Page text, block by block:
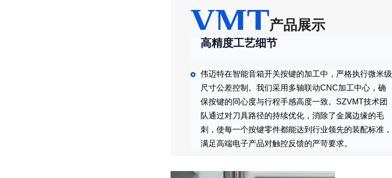
VMT产品展示
高精度工艺细节
伟迈特在智能音箱开关按键的加工中，严格执行微米级
尺寸公差控制。我们采用多轴联动CNC加工中心，确
保按键的同心度与行程手感高度一致。SZVMT技术团
队通过对刀具路径的持续优化，消除了金属边缘的毛
刺，使每一个按键零件都能达到行业领先的装配标准，
满足高端电子产品对触控反馈的严苛要求。